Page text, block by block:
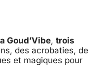
Goud’Vibe, trois
des acrobaties, de
et magiques pour